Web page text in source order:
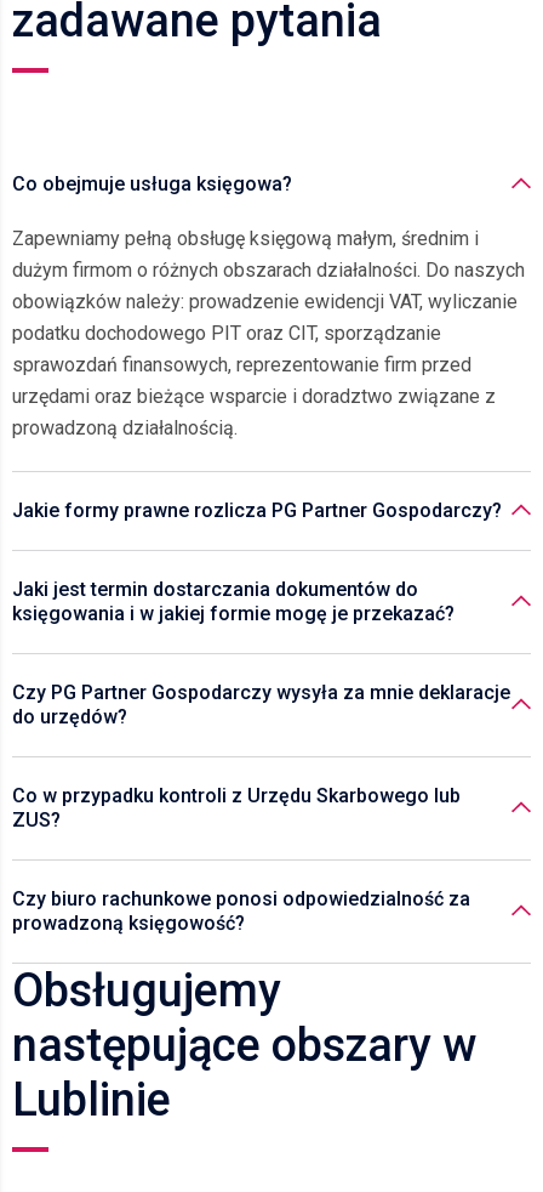
zadawane pytania
Co obejmuje usługa księgowa?
Zapewniamy pełną obsługę księgową małym, średnim i
dużym firmom o różnych obszarach działalności. Do naszych
obowiązków należy: prowadzenie ewidencji VAT, wyliczanie
podatku dochodowego PIT oraz CIT, sporządzanie
sprawozdań finansowych, reprezentowanie firm przed
urzędami oraz bieżące wsparcie i doradztwo związane z
prowadzoną działalnością.
Jakie formy prawne rozlicza PG Partner Gospodarczy?
Jaki jest termin dostarczania dokumentów do
księgowania i w jakiej formie mogę je przekazać?
Czy PG Partner Gospodarczy wysyła za mnie deklaracje
do urzędów?
Co w przypadku kontroli z Urzędu Skarbowego lub
ZUS?
Czy biuro rachunkowe ponosi odpowiedzialność za
prowadzoną księgowość?
Obsługujemy
następujące obszary w
Lublinie